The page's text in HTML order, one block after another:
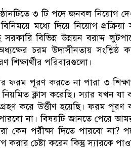
৩ টি পদে জনবল নিয়োগ‌
মধ্যে দিয়ে নিয়োগ
সরকারি বিভিন্ন উন্নয়ন বরাদ্দ
চরম উদাসীনতায় সংশ্লিষ্ঠ
শিক্ষার্থীর পরিবারগুলো।
ফরম পূরণ করতে না পারা ৩
ক্লাস করেছি। স্যার যখন
করে উর্ত্তীণ হয়েছি। ফরম
না। বিষয়টি জানতে পেরে
কেন পরীক্ষা দিতে পারবো না?
করার চেষ্টা করেন কিন্তু স্যারকে